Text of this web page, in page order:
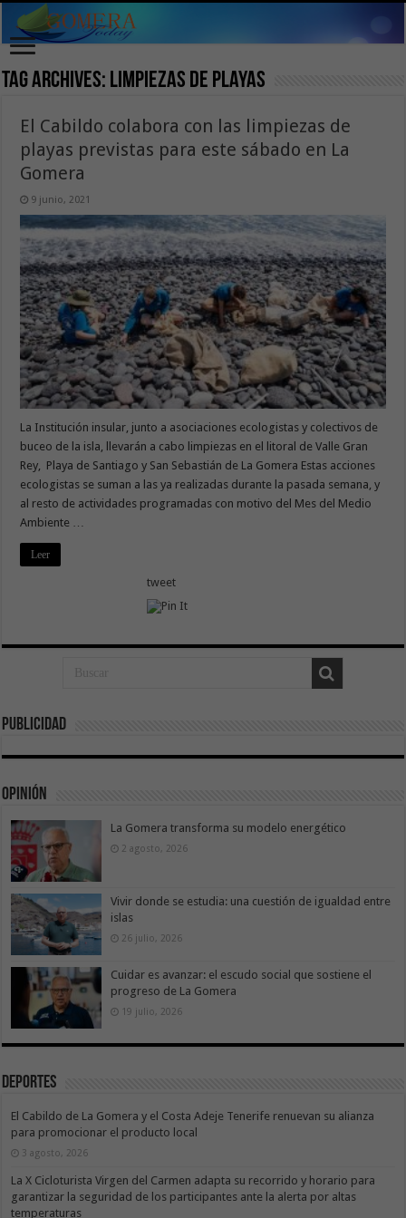
Tag Archives: limpiezas de playas
El Cabildo colabora con las limpiezas de
playas previstas para este sábado en La
Gomera
9 junio, 2021
La Institución insular, junto a asociaciones ecologistas y colectivos de
buceo de la isla, llevarán a cabo limpiezas en el litoral de Valle Gran
Rey, Playa de Santiago y San Sebastián de La Gomera Estas acciones
ecologistas se suman a las ya realizadas durante la pasada semana, y
al resto de actividades programadas con motivo del Mes del Medio
Ambiente …
Leer
tweet
Publicidad
Opinión
La Gomera transforma su modelo energético
2 agosto, 2026
Vivir donde se estudia: una cuestión de igualdad entre
islas
26 julio, 2026
Cuidar es avanzar: el escudo social que sostiene el
progreso de La Gomera
19 julio, 2026
Deportes
El Cabildo de La Gomera y el Costa Adeje Tenerife renuevan su alianza
para promocionar el producto local
3 agosto, 2026
La X Cicloturista Virgen del Carmen adapta su recorrido y horario para
garantizar la seguridad de los participantes ante la alerta por altas
temperaturas